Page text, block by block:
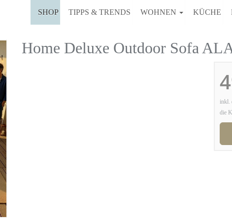
SHOP TIPPS & TRENDS WOHNEN KÜCHE
Home Deluxe Outdoor Sofa
inkl.
die